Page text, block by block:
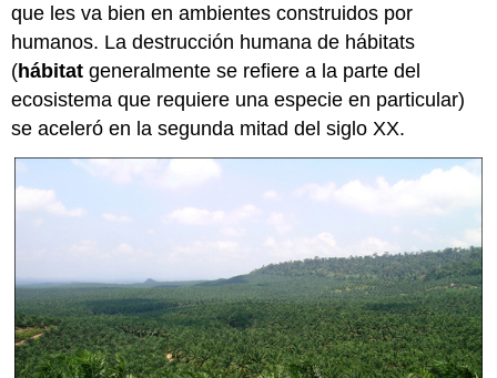
que les va bien en ambientes construidos por
humanos. La destrucción humana de hábitats
(hábitat generalmente se refiere a la parte del
ecosistema que requiere una especie en particular)
se aceleró en la segunda mitad del siglo XX.